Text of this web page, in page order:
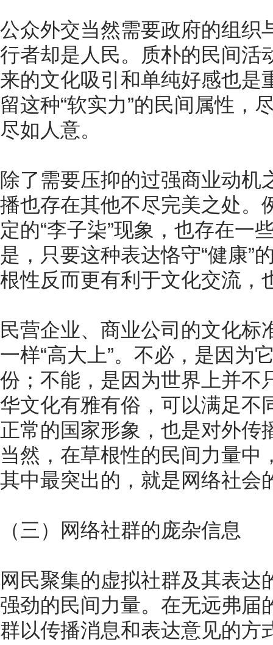
公众外交当然需要政府的组织
行者却是人民。质朴的民间活
来的文化吸引和单纯好感也是
留这种“软实力”的民间属性，
尽如人意。
除了需要压抑的过强商业动机
播也存在其他不尽完美之处。
定的“李子柒”现象，也存在一
是，只要这种表达恪守“健康”
根性反而更有利于文化交流
民营企业、商业公司的文化标
一样“高大上”。不必，是因为
份；不能，是因为世界上并不
华文化有雅有俗，可以满足不
正常的国家形象，也是对外传
当然，在草根性的民间力量中
其中最突出的，就是网络社会
（三）网络社群的庞杂信息
网民聚集的虚拟社群及其表达
强劲的民间力量。在无远弗届
群以传播消息和表达意见的方